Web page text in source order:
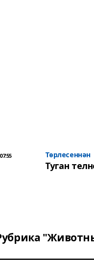
Төрлесеннән
Туган